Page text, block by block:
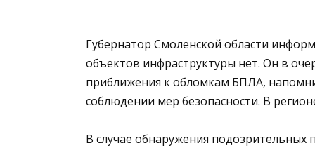
Губернатор Смоленской области
объектов инфраструктуры нет. Он в
приближения к обломкам БПЛА,
соблюдении мер безопасности. В
В случае обнаружения подозрительных